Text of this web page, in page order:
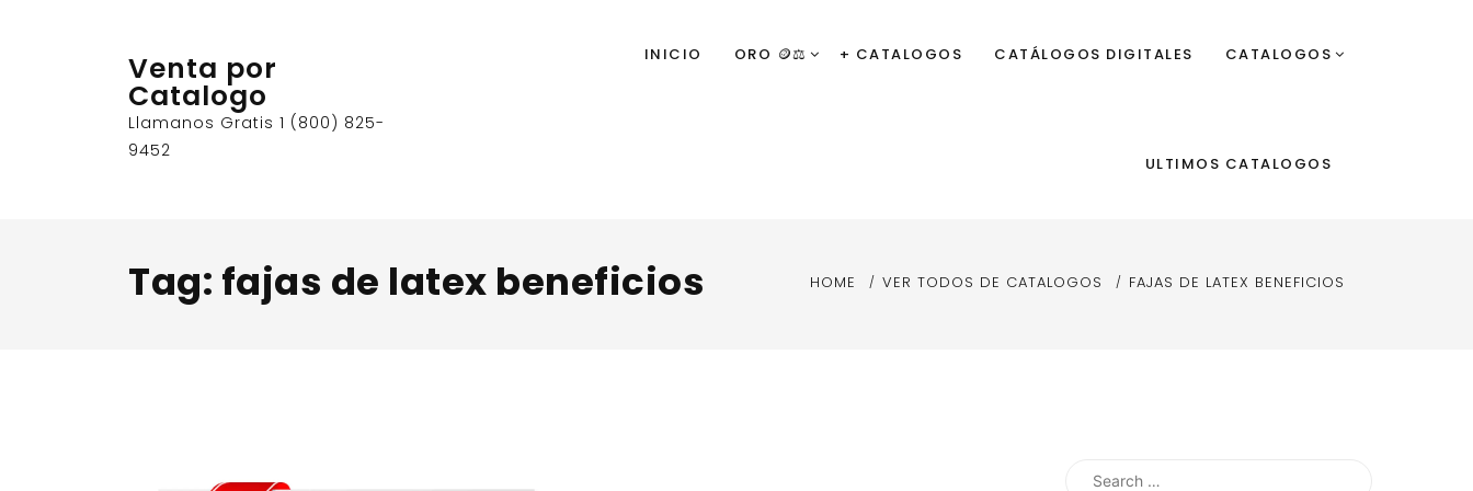
Venta por
Catalogo
Llamanos Gratis 1 (800) 825-
9452
INICIO ORO 🪙⚖️ + CATALOGOS CATÁLOGOS DIGITALES CATALOGOS
ULTIMOS CATALOGOS
Tag: fajas de latex beneficios HOME VER TODOS DE CATALOGOS FAJAS DE LATEX BENEFICIOS
Search